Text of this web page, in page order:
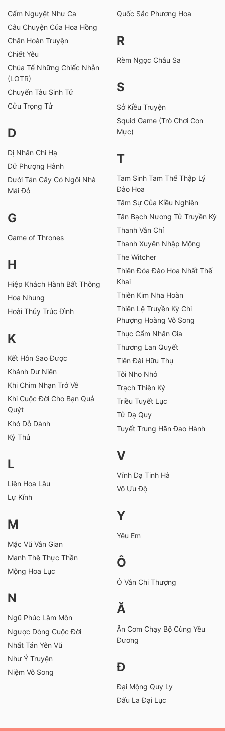
Cẩm Nguyệt Như Ca
Câu Chuyện Của Hoa Hồng
Chân Hoàn Truyện
Chiết Yêu
Chúa Tể Những Chiếc Nhẫn
(LOTR)
Chuyến Tàu Sinh Tử
Cửu Trọng Tử
D
Dị Nhân Chi Hạ
Dữ Phượng Hành
Dưới Tán Cây Có Ngôi Nhà
Mái Đỏ
G
Game of Thrones
H
Hiệp Khách Hành Bất Thông
Hoa Nhung
Hoài Thủy Trúc Đình
K
Kết Hôn Sao Được
Khánh Dư Niên
Khi Chim Nhạn Trở Về
Khi Cuộc Đời Cho Bạn Quả
Quýt
Khó Dỗ Dành
Kỳ Thủ
L
Liên Hoa Lâu
Lự Kính
M
Mặc Vũ Vân Gian
Manh Thê Thực Thần
Mộng Hoa Lục
N
Ngũ Phúc Lâm Môn
Ngược Dòng Cuộc Đời
Nhất Tán Yên Vũ
Như Ý Truyện
Niệm Vô Song
Quốc Sắc Phương Hoa
R
Rèm Ngọc Châu Sa
S
Sở Kiều Truyện
Squid Game (Trò Chơi Con
Mực)
T
Tam Sinh Tam Thế Thập Lý
Đào Hoa
Tâm Sự Của Kiều Nghiên
Tân Bạch Nương Tử Truyền Kỳ
Thanh Vân Chí
Thanh Xuyên Nhập Mộng
The Witcher
Thiên Đóa Đào Hoa Nhất Thế
Khai
Thiên Kim Nha Hoàn
Thiên Lệ Truyền Kỳ Chi
Phượng Hoàng Vô Song
Thục Cẩm Nhân Gia
Thương Lan Quyết
Tiên Đài Hữu Thụ
Tôi Nho Nhỏ
Trạch Thiên Ký
Triều Tuyết Lục
Tử Dạ Quy
Tuyết Trung Hãn Đao Hành
V
Vĩnh Dạ Tinh Hà
Vô Ưu Độ
Y
Yêu Em
Ô
Ô Vân Chi Thượng
Ă
Ăn Cơm Chạy Bộ Cùng Yêu
Đương
Đ
Đại Mộng Quy Ly
Đấu La Đại Lục